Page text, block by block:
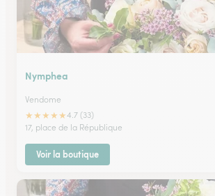
Nymphea
Vendome
★★★★★4.7 (33)
17, place de la République
Voir la boutique